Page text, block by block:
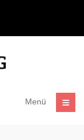
Menü